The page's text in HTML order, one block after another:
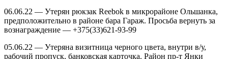
06.06.22 — Утерян рюкзак Reebok в микрорайоне Ольшанка,
предположительно в районе бара Гараж. Просьба вернуть за
вознаграждение — +375(33)621-93-99
05.06.22 — Утеряна визитница черного цвета, внутри в/у,
рабочий пропуск, банковская карточка. Район пр-т Янки